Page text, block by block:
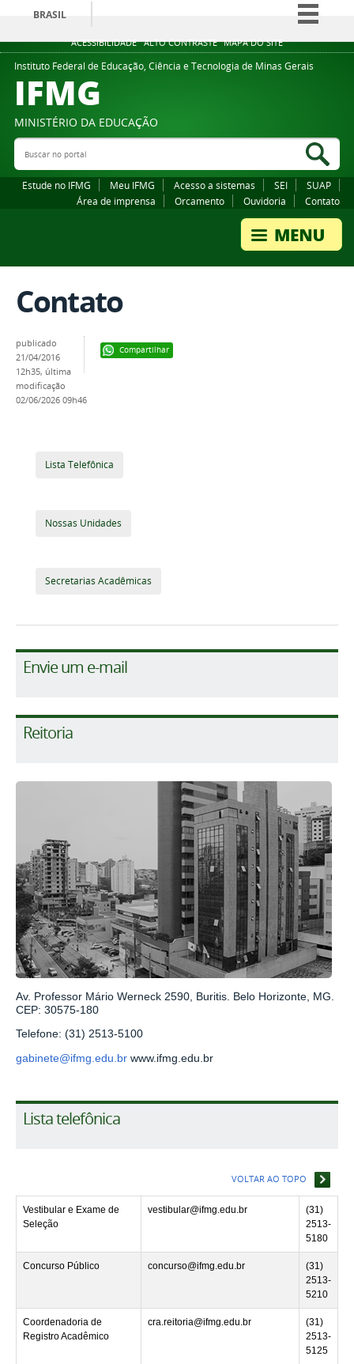
ACESSIBILIDADE ALTO CONTRASTE MAPA DO SITE
BRASIL
Simplifique!
Comunica BR
Legislação
Instituto Federal de Educação, Ciência e Tecnologia de Minas Gerais
IFMG
MINISTÉRIO DA EDUCAÇÃO
Buscar no portal
Estude no IFMG Meu IFMG Acesso a sistemas SEI
SUAP
Área de imprensa
Orcamento Ouvidoria Contato
Contato
Compartilhar
publicado
21/04/2016
12h35, última
modificação
02/06/2026 09h46
Lista Telefônica
Nossas Unidades
Secretarias Acadêmicas
Envie um e-mail
Reitoria
Av. Professor Mário Werneck 2590, Buritis. Belo Horizonte, MG.
CEP: 30575-180
Telefone: (31) 2513-5100
gabinete@ifmg.edu.br www.ifmg.edu.br
Lista telefônica
VOLTAR AO TOPO
Vestibular e Exame de
Seleção
vestibular@ifmg.edu.br
(31)
2513-
5180
Concurso Público concurso@ifmg.edu.br
(31)
2513-
5210
Coordenadoria de
Registro Acadêmico
cra.reitoria@ifmg.edu.br
(31)
2513-
5125